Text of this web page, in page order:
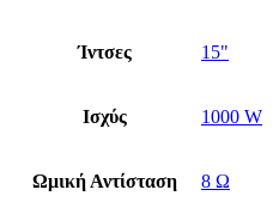
Ίντσες 15"
Ισχύς 1000 W
Ωμική Αντίσταση 8 Ω